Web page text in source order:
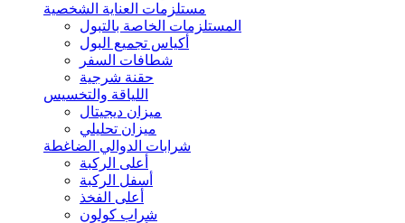
مستلزمات العناية الشخصية
المستلزمات الخاصة بالتبول
أكياس تجميع البول
شطافات السفر
حقنة شرجية
اللياقة والتخسيس
ميزان ديجيتال
ميزان تحليلي
شرابات الدوالي الضاغطة
أعلى الركبة
أسفل الركبة
أعلى الفخذ
شراب كولون